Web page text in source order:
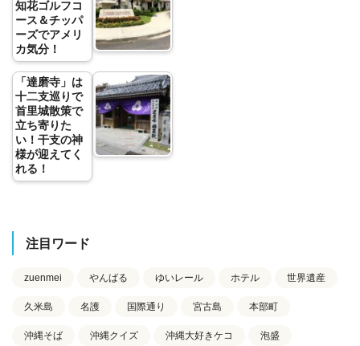
知花ゴルフコ
ース＆チッパ
ーズでアメリ
カ気分！
「達磨寺」は
十二支巡りで
首里城散策で
立ち寄りた
い！干支の神
様が迎えてく
れる！
注目ワード
zuenmei やんばる ゆいレール ホテル 世界遺産
久米島 名護 国際通り 宮古島 本部町
沖縄そば 沖縄クイズ 沖縄大好きケコ 泡盛